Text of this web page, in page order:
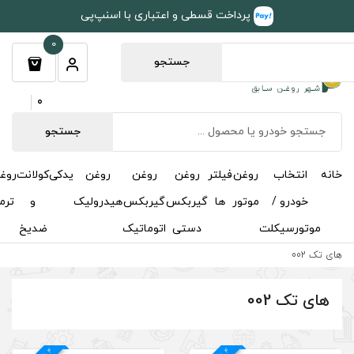
و اعتباری با اسنپ‌پی
جستجو
روغن
دستی
روغن
گیربکس
اتوماتیک
روغن
هیدرولیک
یدکی کولانت
و
ضدیخ
روغن
ترمز
مکمل
و
اکتان
خوشبوکنندهدربارهتماس
با ما
4
د